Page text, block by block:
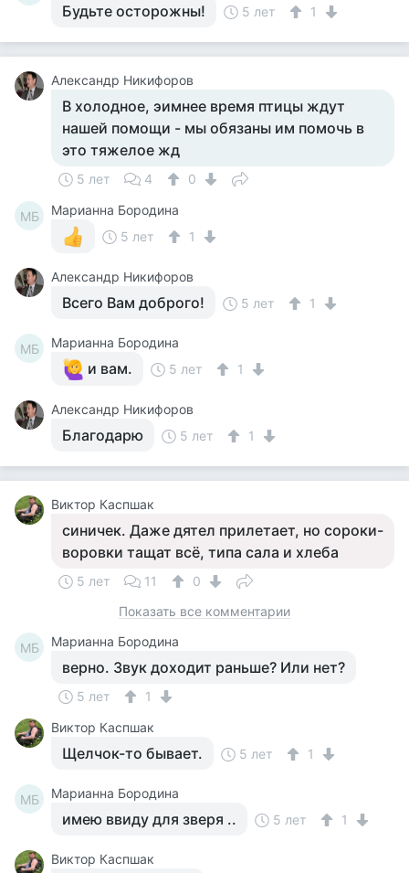
Будьте осторожны! 5 лет 1
Александр Никифоров
В холодное, эимнее время птицы ждут
нашей помощи - мы обязаны им помочь в
это тяжелое жд
5 лет 4 0
МБ
Марианна Бородина
5 лет
1
Александр Никифоров
Всего Вам доброго! 5 лет 1
МБ Марианна Бородина
и вам. 5 лет 1
Александр Никифоров
Благодарю 5 лет 1
Виктор Каспшак
синичек. Даже дятел прилетает, но сороки-
воровки тащат всё, типа сала и хлеба
5 лет 11
0
Показать все комментарии
МБ Марианна Бородина
верно. Звук доходит раньше? Или нет?
5 лет
1
Виктор Каспшак
Щелчок-то бывает. 5 лет 1
МБ Марианна Бородина
имею ввиду для зверя .. 5 лет 1
Виктор Каспшак